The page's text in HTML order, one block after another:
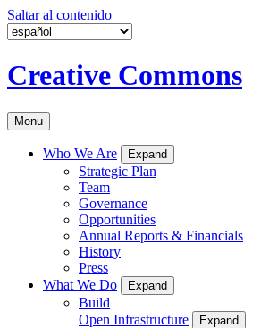
Saltar al contenido
Creative Commons
Menu
Who We Are Expand
Strategic Plan
Team
Governance
Opportunities
Annual Reports & Financials
History
Press
What We Do
Expand
Build
Open Infrastructure
Expand